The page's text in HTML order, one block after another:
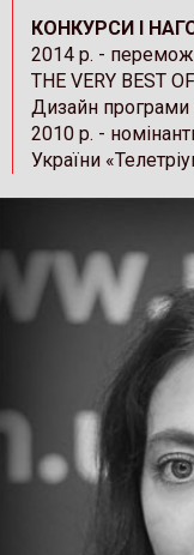
КОНКУРСИ І
2014 р. -
THE VERY BEST
Дизайн програми
2010 р. -
України